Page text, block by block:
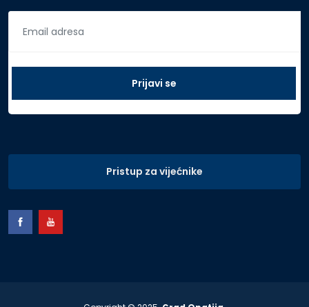
Pristup za vijećnike